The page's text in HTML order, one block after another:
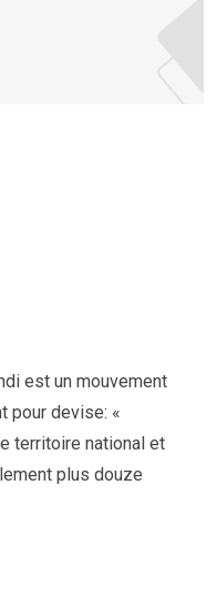
est un mouvement
pour devise: «
territoire national et
plus douze